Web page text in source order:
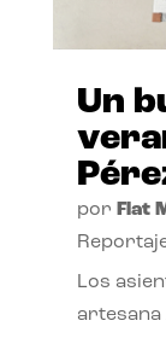
Un
por Flat
Los
artesana